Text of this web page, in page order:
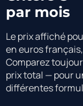
par mois
Le prix affiché
en euros
Comparez
prix total — pour
différentes